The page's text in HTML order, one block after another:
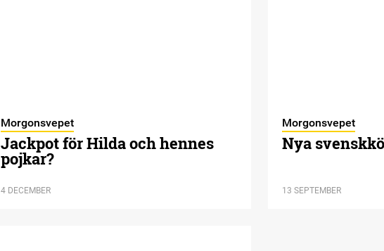
Morgonsvepet
Jackpot för Hilda och hennes
pojkar?
4 DECEMBER
Morgonsvepet
Nya
13 SEPTEMBER